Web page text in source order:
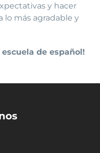
y hacer
lo más agradable y
escuela de español!